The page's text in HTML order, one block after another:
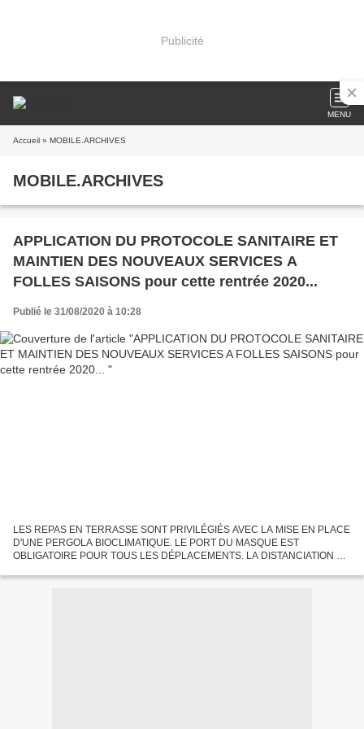
Publicité
MENU
Accueil » MOBILE.ARCHIVES
MOBILE.ARCHIVES
APPLICATION DU PROTOCOLE SANITAIRE ET
MAINTIEN DES NOUVEAUX SERVICES A
FOLLES SAISONS pour cette rentrée 2020...
Publié le 31/08/2020 à 10:28
LES REPAS EN TERRASSE SONT PRIVILÉGIÉS AVEC LA MISE EN PLACE
D'UNE PERGOLA BIOCLIMATIQUE. LE PORT DU MASQUE EST
OBLIGATOIRE POUR TOUS LES DÉPLACEMENTS. LA DISTANCIATION DE
ALCOOLIQUE ET LE SAVON SONT...